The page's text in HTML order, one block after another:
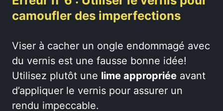
camoufler des imperfections
Viser à cacher un ongle endommagé avec
du vernis est une fausse bonne idée!
Utilisez plutôt une lime appropriée avant
d’appliquer le vernis pour assurer un
rendu impeccable.